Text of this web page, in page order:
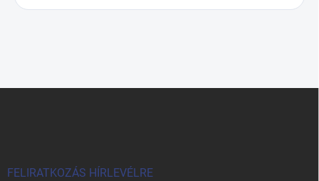
FELIRATKOZÁS HÍRLEVÉLRE